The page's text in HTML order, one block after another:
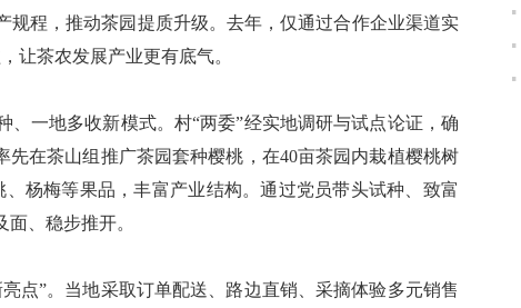
程，推动茶园提质升级。去年，仅通过合作企业渠道实
让茶农发展产业更有底气。
一地多收新模式。村“两委”经实地调研与试点论证，确
先在茶山组推广茶园套种樱桃，在40亩茶园内栽植樱桃树
杨梅等果品，丰富产业结构。通过党员带头试种、致富
、稳步推开。
”。当地采取订单配送、路边直销、采摘体验多元销售